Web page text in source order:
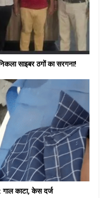
साइबर ठगों का सरगना!
गाल काटा, केस दर्ज